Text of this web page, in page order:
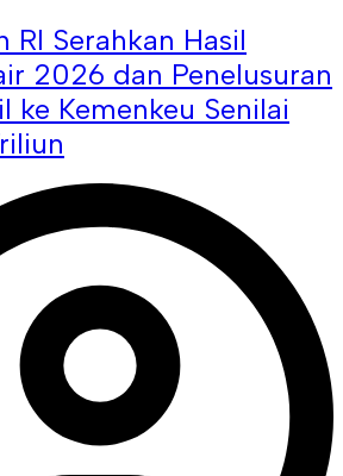
RI Serahkan Hasil
2026 dan Penelusuran
ke Kemenkeu Senilai